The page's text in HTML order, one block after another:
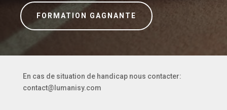
FORMATION GAGNANTE
En cas de situation de handicap nous contacter:
contact@lumanisy.com